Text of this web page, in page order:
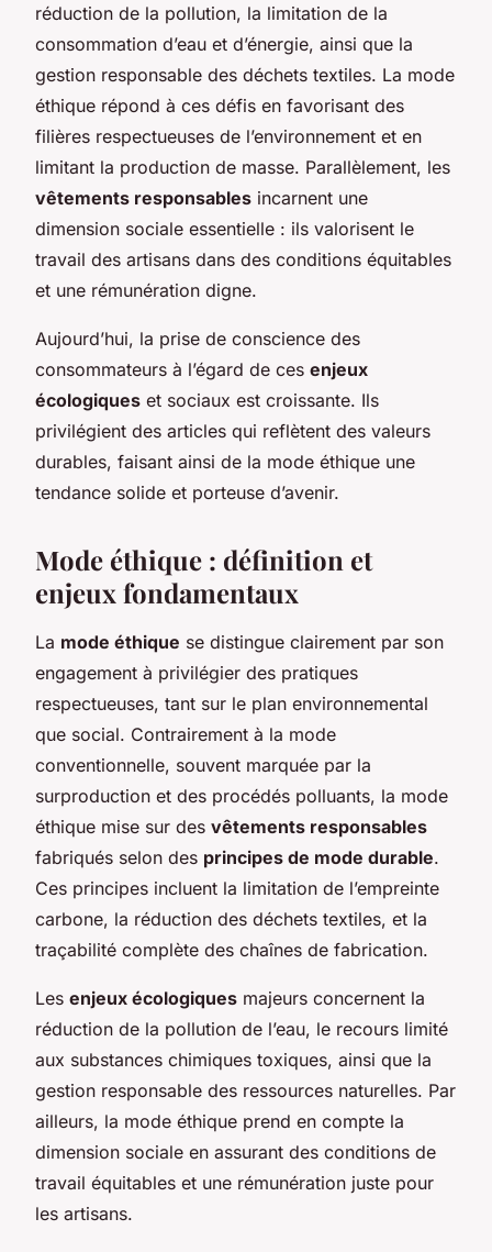
réduction de la pollution, la limitation de la
consommation d’eau et d’énergie, ainsi que la
gestion responsable des déchets textiles. La mode
éthique répond à ces défis en favorisant des
filières respectueuses de l’environnement et en
limitant la production de masse. Parallèlement, les
vêtements responsables incarnent une
dimension sociale essentielle : ils valorisent le
travail des artisans dans des conditions équitables
et une rémunération digne.
Aujourd’hui, la prise de conscience des
consommateurs à l’égard de ces enjeux
écologiques et sociaux est croissante. Ils
privilégient des articles qui reflètent des valeurs
durables, faisant ainsi de la mode éthique une
tendance solide et porteuse d’avenir.
Mode éthique : définition et
enjeux fondamentaux
La mode éthique se distingue clairement par son
engagement à privilégier des pratiques
respectueuses, tant sur le plan environnemental
que social. Contrairement à la mode
conventionnelle, souvent marquée par la
surproduction et des procédés polluants, la mode
éthique mise sur des vêtements responsables
fabriqués selon des principes de mode durable.
Ces principes incluent la limitation de l’empreinte
carbone, la réduction des déchets textiles, et la
traçabilité complète des chaînes de fabrication.
Les enjeux écologiques majeurs concernent la
réduction de la pollution de l’eau, le recours limité
aux substances chimiques toxiques, ainsi que la
gestion responsable des ressources naturelles. Par
ailleurs, la mode éthique prend en compte la
dimension sociale en assurant des conditions de
travail équitables et une rémunération juste pour
les artisans.